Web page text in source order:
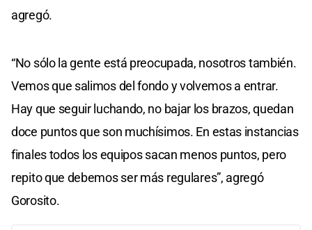
agregó.
“No sólo la gente está preocupada, nosotros también.
Vemos que salimos del fondo y volvemos a entrar.
Hay que seguir luchando, no bajar los brazos, quedan
doce puntos que son muchísimos. En estas instancias
finales todos los equipos sacan menos puntos, pero
repito que debemos ser más regulares”, agregó
Gorosito.